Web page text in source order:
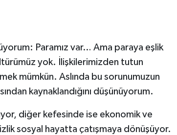
Paramız var… Ama paraya eşlik
yok. İlişkilerimizden tutun
mümkün. Aslında bu sorunumuzun
kaynaklandığını düşünüyorum.
diğer kefesinde ise ekonomik ve
sosyal hayatta çatışmaya dönüşüyor.